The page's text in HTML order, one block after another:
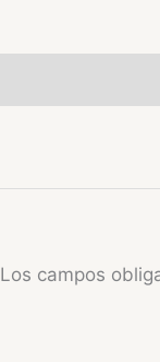
Los campos